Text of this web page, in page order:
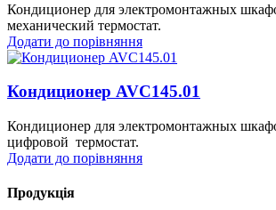
Кондиционер для электромонтажных
механический термостат.
Додати до порівняння
Кондиционер AVC145.01
Кондиционер для электромонтажных
цифровой термостат.
Додати до порівняння
Продукція